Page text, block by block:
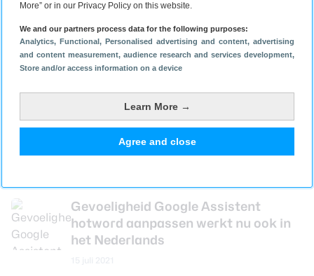
More” or in our Privacy Policy on this website.
We and our partners process data for the following purposes:
Analytics, Functional , Personalised advertising and content, advertising
and content measurement, audience research and services development,
Store and/or access information on a device
Learn More →
Agree and close
Bekijk ook
Halloween 2022: je telefoon (en
Samsung Galaxy Watch 4 krijgt
alsnog Google Assistent-
ondersteuning
Gevoeligheid Google Assistent
hotword aanpassen werkt nu ook in
het Nederlands